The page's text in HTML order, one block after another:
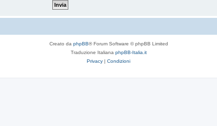
Creato da phpBB® Forum Software © phpBB Limited
Traduzione Italiana phpBB-Italia.it
Privacy | Condizioni